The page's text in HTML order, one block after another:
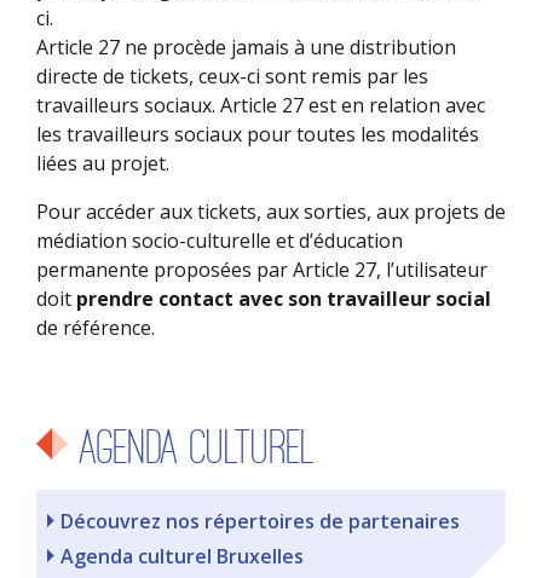
ci.
Article 27 ne procède jamais à une distribution
directe de tickets, ceux-ci sont remis par les
travailleurs sociaux. Article 27 est en relation avec
les travailleurs sociaux pour toutes les modalités
liées au projet.
Pour accéder aux tickets, aux sorties, aux projets de
médiation socio-culturelle et d’éducation
permanente proposées par Article 27, l’utilisateur
doit prendre contact avec son travailleur social
de référence.
Agenda culturel
Découvrez nos répertoires de partenaires
Agenda culturel Bruxelles